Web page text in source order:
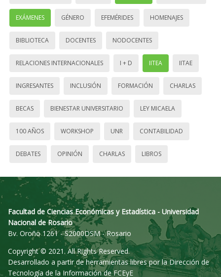
EXÁMENES GÉNERO EFEMÉRIDES HOMENAJES
BIBLIOTECA DOCENTES NODOCENTES
RELACIONES INTERNACIONALES I + D IITEA IITAE
INGRESANTES INCLUSIÓN FORMACIÓN CHARLAS
BECAS BIENESTAR UNIVERSITARIO LEY MICAELA
100 AÑOS WORKSHOP UNR CONTABILIDAD
DEBATES OPINIÓN CHARLAS LIBROS
Facultad de Ciencias Económicas y Estadística - Universidad
Nacional de Rosario
Bv. Oroño 1261 - S2000DSM - Rosario
Copyright © 2021. All Rights Reserved.
Desarrollado a partir de herramientas libres por la Dirección de
Tecnología de la Información de FCEyE